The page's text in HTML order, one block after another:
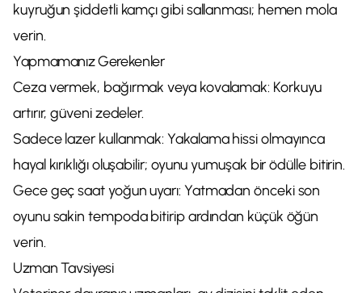
kuyruğun şiddetli kamçı gibi sallanması; hemen mola
verin.
Yapmamanız Gerekenler
Ceza vermek, bağırmak veya kovalamak: Korkuyu
artırır, güveni zedeler.
Sadece lazer kullanmak: Yakalama hissi olmayınca
hayal kırıklığı oluşabilir; oyunu yumuşak bir ödülle bitirin.
Gece geç saat yoğun uyarı: Yatmadan önceki son
oyunu sakin tempoda bitirip ardından küçük öğün
verin.
Uzman Tavsiyesi